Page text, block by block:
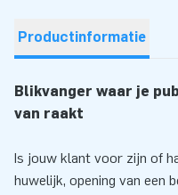
Productinformatie
Blikvanger waar je
van raakt
Is jouw klant voor zijn of
huwelijk, opening van een